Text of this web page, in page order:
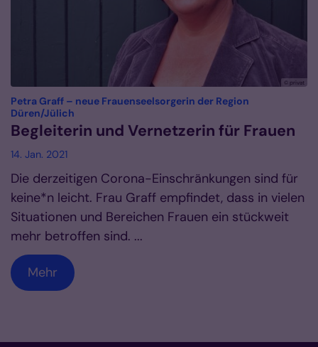
© privat
Petra Graff – neue Frauenseelsorgerin der Region
Düren/Jülich
Begleiterin und Vernetzerin für Frauen
14. Jan. 2021
Die derzeitigen Corona-Einschränkungen sind für
keine*n leicht. Frau Graff empfindet, dass in vielen
Situationen und Bereichen Frauen ein stückweit
mehr betroffen sind. ...
Mehr